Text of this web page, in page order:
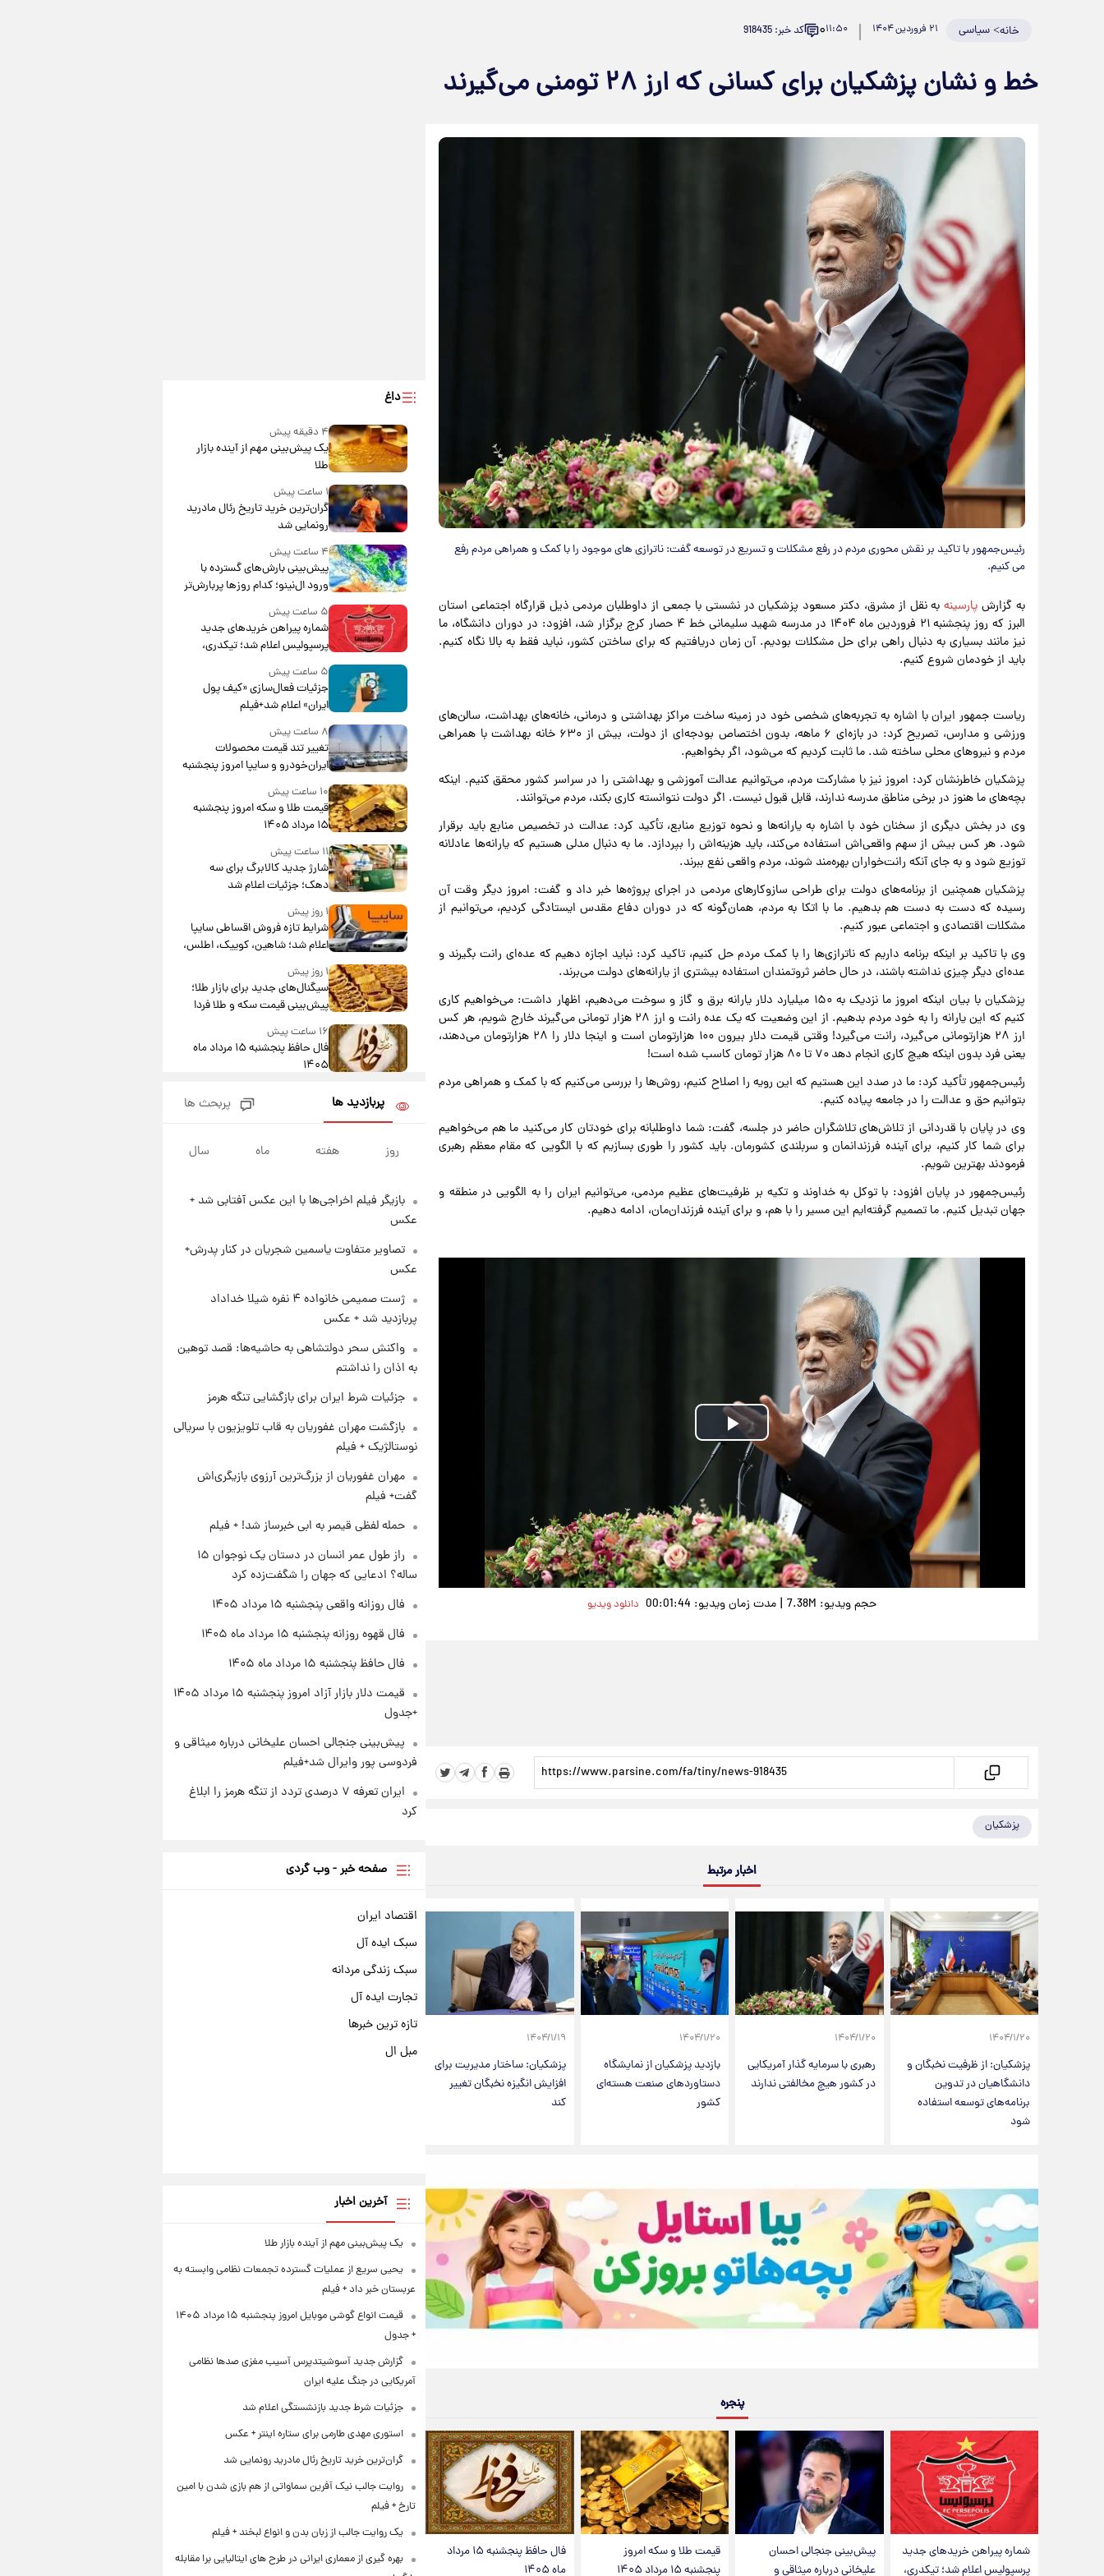
خانه>سیاسی ۲۱ فروردین ۱۴۰۴ ۱۱:۵۰۰ کد خبر: 918435
خط و نشان پزشکیان برای کسانی که ارز ۲۸ تومنی می‌گیرند
رئیس‌جمهور با تاکید بر نقش محوری مردم در رفع مشکلات و تسریع در توسعه گفت: ناترازی های موجود را با کمک و همراهی مردم رفع
می کنیم.
به گزارش پارسینهبه نقل از مشرق، دکتر مسعود پزشکیان در نشستی با جمعی از داوطلبان مردمی ذیل قرارگاه اجتماعی استان
البرز که روز پنجشنبه ۲۱ فروردین ماه ۱۴۰۴ در مدرسه شهید سلیمانی خط ۴ حصار کرج برگزار شد، افزود: در دوران دانشگاه، ما
نیز مانند بسیاری به دنبال راهی برای حل مشکلات بودیم. آن زمان دریافتیم که برای ساختن کشور، نباید فقط به بالا نگاه کنیم.
باید از خودمان شروع کنیم.
ریاست جمهور ایران با اشاره به تجربه‌های شخصی خود در زمینه ساخت مراکز بهداشتی و درمانی، خانه‌های بهداشت، سالن‌های
ورزشی و مدارس، تصریح کرد: در بازه‌ای ۶ ماهه، بدون اختصاص بودجه‌ای از دولت، بیش از ۶۳۰ خانه بهداشت با همراهی
مردم و نیروهای محلی ساخته شد. ما ثابت کردیم که می‌شود، اگر بخواهیم.
پزشکیان خاطرنشان کرد: امروز نیز با مشارکت مردم، می‌توانیم عدالت آموزشی و بهداشتی را در سراسر کشور محقق کنیم. اینکه
بچه‌های ما هنوز در برخی مناطق مدرسه ندارند، قابل قبول نیست. اگر دولت نتوانسته کاری بکند، مردم می‌توانند.
وی در بخش دیگری از سخنان خود با اشاره به یارانه‌ها و نحوه توزیع منابع، تأکید کرد: عدالت در تخصیص منابع باید برقرار
شود. هر کس بیش از سهم واقعی‌اش استفاده می‌کند، باید هزینه‌اش را بپردازد. ما به دنبال مدلی هستیم که یارانه‌ها عادلانه
توزیع شود و به جای آنکه رانت‌خواران بهره‌مند شوند، مردم واقعی نفع ببرند.
پزشکیان همچنین از برنامه‌های دولت برای طراحی سازوکارهای مردمی در اجرای پروژه‌ها خبر داد و گفت: امروز دیگر وقت آن
رسیده که دست به دست هم بدهیم. ما با اتکا به مردم، همان‌گونه که در دوران دفاع مقدس ایستادگی کردیم، می‌توانیم از
مشکلات اقتصادی و اجتماعی عبور کنیم.
وی با تاکید بر اینکه برنامه داریم که ناترازی‌ها را با کمک مردم حل کنیم، تاکید کرد: نباید اجازه دهیم که عده‌ای رانت بگیرند و
عده‌ای دیگر چیزی نداشته باشند، در حال حاضر ثروتمندان استفاده بیشتری از یارانه‌های دولت می‌برند.
پزشکیان با بیان اینکه امروز ما نزدیک به ۱۵۰ میلیارد دلار یارانه برق و گاز و سوخت می‌دهیم، اظهار داشت: می‌خواهیم کاری
کنیم که این یارانه را به خود مردم بدهیم. از این وضعیت که یک عده رانت و ارز ۲۸ هزار تومانی می‌گیرند خارج شویم، هر کس
ارز ۲۸ هزارتومانی می‌گیرد، رانت می‌گیرد! وقتی قیمت دلار بیرون ۱۰۰ هزارتومان است و اینجا دلار را ۲۸ هزارتومان می‌دهند،
یعنی فرد بدون اینکه هیچ کاری انجام دهد ۷۰ تا ۸۰ هزار تومان کاسب شده است!
رئیس‌جمهور تأکید کرد: ما در صدد این هستیم که این رویه را اصلاح کنیم، روش‌ها را بررسی می‌کنیم که با کمک و همراهی مردم
بتوانیم حق و عدالت را در جامعه پیاده کنیم.
وی در پایان با قدردانی از تلاش‌های تلاشگران حاضر در جلسه، گفت: شما داوطلبانه برای خودتان کار می‌کنید ما هم می‌خواهیم
برای شما کار کنیم، برای آینده فرزندانمان و سربلندی کشورمان. باید کشور را طوری بسازیم که با الگویی که مقام معظم رهبری
فرمودند بهترین شویم.
رئیس‌جمهور در پایان افزود: با توکل به خداوند و تکیه بر ظرفیت‌های عظیم مردمی، می‌توانیم ایران را به الگویی در منطقه و
جهان تبدیل کنیم. ما تصمیم گرفته‌ایم این مسیر را با هم، و برای آینده فرزندان‌مان، ادامه دهیم.
Play
Video
حجم ویدیو: 7.38M | مدت زمان ویدیو: 00:01:44 دانلود ویدیو
پزشکیان
اخبار مرتبط
۱۴۰۴/۱/۲۰
پزشکیان: از ظرفیت نخبگان و
دانشگاهیان در تدوین
برنامه‌های توسعه استفاده
شود
۱۴۰۴/۱/۲۰
رهبری با سرمایه گذار آمریکایی
در کشور هیچ مخالفتی ندارند
۱۴۰۴/۱/۲۰
بازدید پزشکیان از نمایشگاه
دستاوردهای صنعت هسته‌ای
کشور
۱۴۰۴/۱/۱۹
پزشکیان: ساختار مدیریت برای
افزایش انگیزه نخبگان تغییر
کند
پنجره
شماره پیراهن خریدهای جدید
پرسپولیس اعلام شد؛ تیکدری،
پیش‌بینی جنجالی احسان
علیخانی درباره میثاقی و
قیمت طلا و سکه امروز
پنجشنبه ۱۵ مرداد ۱۴۰۵
فال حافظ پنجشنبه ۱۵ مرداد
ماه ۱۴۰۵
داغ
۴ دقیقه پیش
یک پیش‌بینی مهم از آینده بازار
طلا
۱ ساعت پیش
گران‌ترین خرید تاریخ رئال مادرید
رونمایی شد
۴ ساعت پیش
پیش‌بینی بارش‌های گسترده با
ورود ال‌نینو؛ کدام روزها پربارش‌تر
خواهند بود؟
۵ ساعت پیش
شماره پیراهن خریدهای جدید
پرسپولیس اعلام شد؛ تیکدری،
محبی و سرگیف با اعداد ویژه
۵ ساعت پیش
جزئیات فعال‌سازی «کیف پول
ایران» اعلام شد+فیلم
۸ ساعت پیش
تغییر تند قیمت محصولات
ایران‌خودرو و سایپا امروز پنجشنبه
۱۵ مرداد ۱۴۰۵ +جدول
۱۰ ساعت پیش
قیمت طلا و سکه امروز پنجشنبه
۱۵ مرداد ۱۴۰۵
۱۱ ساعت پیش
شارژ جدید کالابرگ برای سه
دهک؛ جزئیات اعلام شد
۱ روز پیش
شرایط تازه فروش اقساطی سایپا
اعلام شد؛ شاهین، کوییک، اطلس،
سهند و ساینا با اقساط بلندمدت +
جدول۱ روز پیش
سیگنال‌های جدید برای بازار طلا؛
پیش‌بینی قیمت سکه و طلا فردا
۱۶ ساعت پیش
فال حافظ پنجشنبه ۱۵ مرداد ماه
۱۴۰۵
فال قهوه روزانه پنجشنبه ۱۵ مرداد
ماه ۱۴۰۵
۱۸ ساعت پیش
چهارشنبه ۱۴ مرداد + جدول
تولید سایپا؛ نام خودرو، مبلغ پیش
پرداخت و زمان تحویل | سود
مشارکت چند درصد است؟
پربازدید ها پربحث ها
روز هفته ماه سال
بازیگر فیلم اخراجی‌ها با این عکس آفتابی شد +
عکس
تصاویر متفاوت یاسمین شجریان در کنار پدرش+
عکس
ژست صمیمی خانواده ۴ نفره شیلا خداداد
پربازدید شد + عکس
واکنش سحر دولتشاهی به حاشیه‌ها: قصد توهین
به اذان را نداشتم
جزئیات شرط ایران برای بازگشایی تنگه هرمز
بازگشت مهران غفوریان به قاب تلویزیون با سریالی
نوستالژیک + فیلم
مهران غفوریان از بزرگ‌ترین آرزوی بازیگری‌اش
گفت+ فیلم
حمله لفظی قیصر به ابی خبرساز شد! + فیلم
راز طول عمر انسان در دستان یک نوجوان ۱۵
ساله؟ ادعایی که جهان را شگفت‌زده کرد
فال روزانه واقعی پنجشنبه ۱۵ مرداد ۱۴۰۵
فال قهوه روزانه پنجشنبه ۱۵ مرداد ماه ۱۴۰۵
فال حافظ پنجشنبه ۱۵ مرداد ماه ۱۴۰۵
قیمت دلار بازار آزاد امروز پنجشنبه ۱۵ مرداد ۱۴۰۵
+جدول
پیش‌بینی جنجالی احسان علیخانی درباره میثاقی و
فردوسی پور وایرال شد+فیلم
ایران تعرفه ۷ درصدی تردد از تنگه هرمز را ابلاغ
کرد
صفحه خبر - وب گردی
اقتصاد ایران
سبک ایده آل
سبک زندگی مردانه
تجارت ایده آل
تازه ترین خبرها
مبل ال
آخرین اخبار
یک پیش‌بینی مهم از آینده بازار طلا
یحیی سریع از عملیات گسترده تجمعات نظامی وابسته به
عربستان خبر داد + فیلم
قیمت انواع گوشی موبایل امروز پنجشنبه ۱۵ مرداد ۱۴۰۵
+ جدول
گزارش جدید آسوشیتدپرس آسیب مغزی صدها نظامی
آمریکایی در جنگ علیه ایران
جزئیات شرط جدید بازنشستگی اعلام شد
استوری مهدی طارمی برای ستاره اینتر + عکس
گران‌ترین خرید تاریخ رئال مادرید رونمایی شد
روایت جالب نیک آفرین سماواتی از هم بازی شدن با امین
تارخ + فیلم
یک روایت جالب از زبان بدن و انواع لبخند + فیلم
بهره گیری از معماری ایرانی در طرح های ایتالیایی برا مقابله